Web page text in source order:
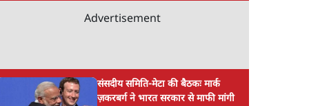
Advertisement
संसदीय समिति-मेटा की बैठकः मार्क
ज़करबर्ग ने भारत सरकार से माफी मांगी